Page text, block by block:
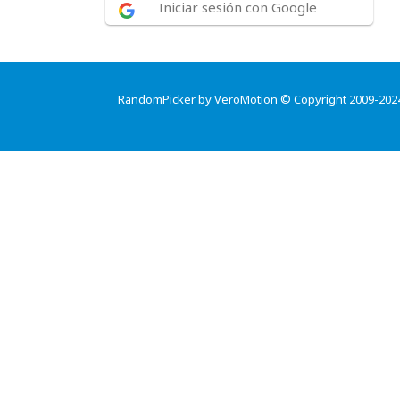
Iniciar sesión con Google
RandomPicker by VeroMotion © Copyright 2009-